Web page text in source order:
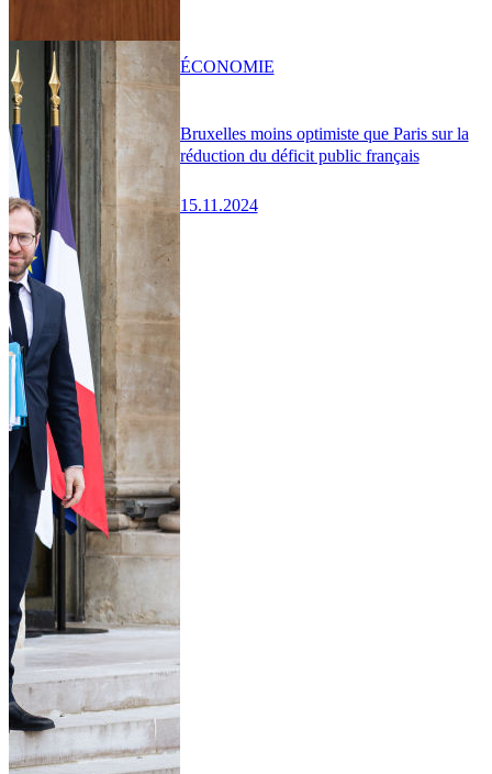
Bruxelles moins optimiste que Paris sur la
réduction du déficit public français
15.11.2024
ÉCONOMIE